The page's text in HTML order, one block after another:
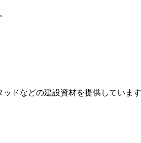
ドなどの建設資材を提供していま